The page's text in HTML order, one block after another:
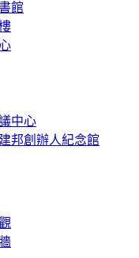
館
中心
邦創辦人紀念館